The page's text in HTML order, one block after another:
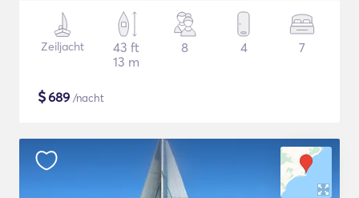
Zeiljacht
43 ft
13 m
8 4 7
$689 /nacht